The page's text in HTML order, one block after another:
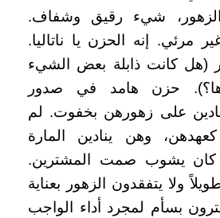
الزهور، شيء رقيق وشفاف.
إنه الحزن يا ناتاليا.
(هل كانت ذابلة بعض الشيء
حزن هامد في صدور
على زهورهن بخفوت. لم
وهن ينادين المارة
كان يشوب صمت المشترين.
ولا يتفقدون الزهور بعناية
بسأم لمجرد أداء الواجب